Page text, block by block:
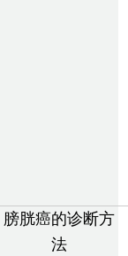
膀胱癌的诊断方
法